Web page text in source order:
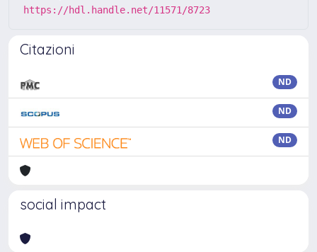
https://hdl.handle.net/11571/8723
Citazioni
ND
ND
ND
social impact